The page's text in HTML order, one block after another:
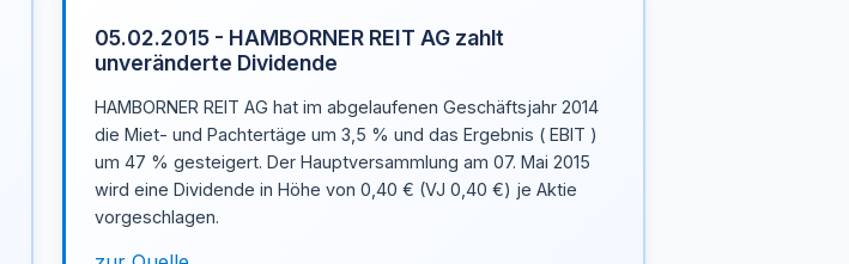
05.02.2015 - HAMBORNER REIT AG zahlt
unveränderte Dividende
HAMBORNER REIT AG hat im abgelaufenen Geschäftsjahr 2014
die Miet- und Pachtertäge um 3,5 % und das Ergebnis ( EBIT )
um 47 % gesteigert. Der Hauptversammlung am 07. Mai 2015
wird eine Dividende in Höhe von 0,40 € (VJ 0,40 €) je Aktie
vorgeschlagen.